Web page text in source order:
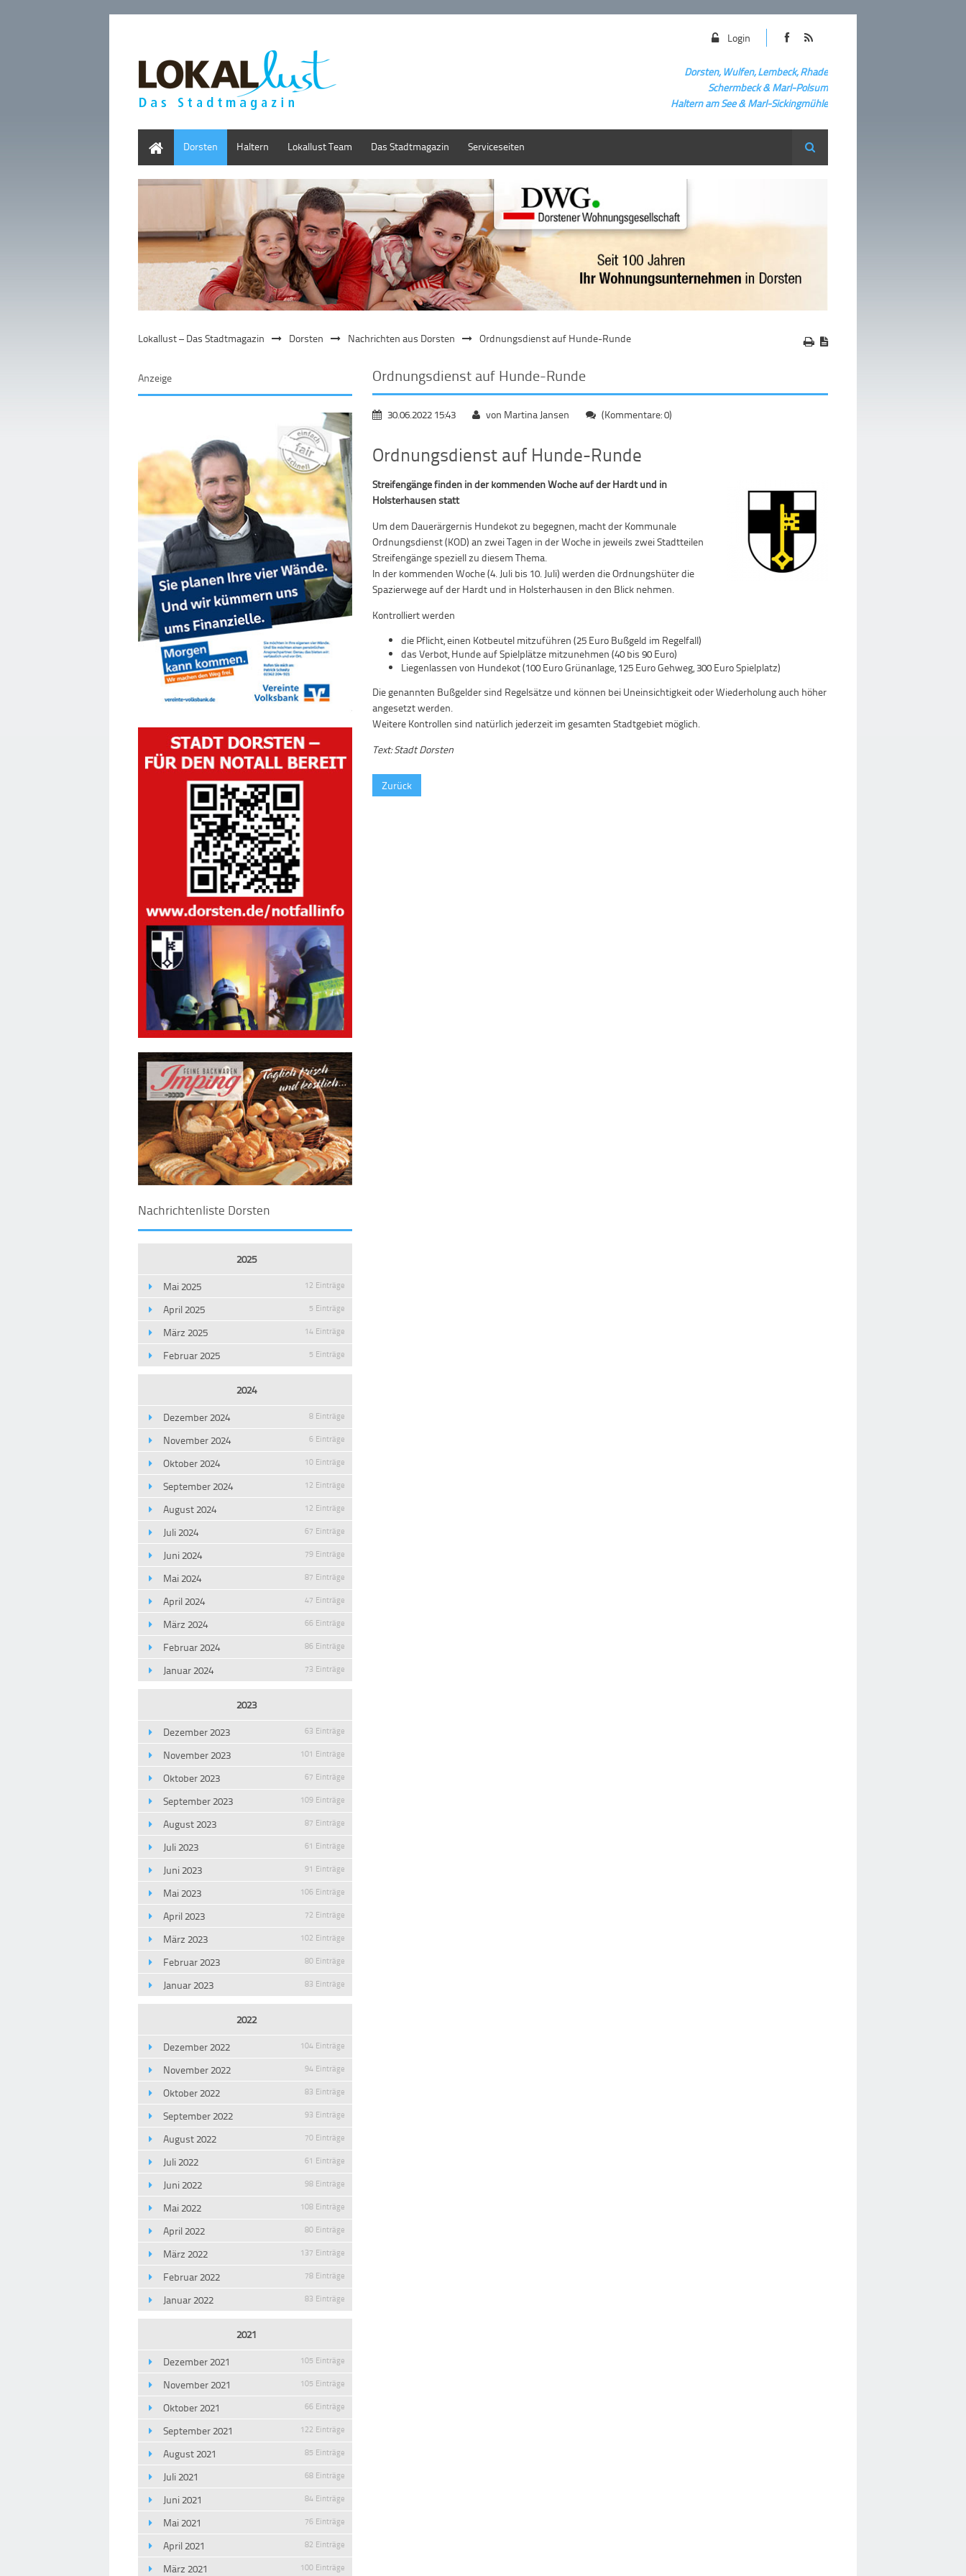
Login
Dorsten, Wulfen, Lembeck, Rhade
Schermbeck& Marl-Polsum
Haltern am See & Marl-Sickingmühle
Dorsten Haltern Lokallust Team Das Stadtmagazin Serviceseiten Suche
Lokallust – Das Stadtmagazin Dorsten Nachrichten aus Dorsten Ordnungsdienst auf Hunde-Runde
Ordnungsdienst auf Hunde-Runde
30.06.2022 15:43 von Martina Jansen (Kommentare: 0)
Ordnungsdienst auf Hunde-Runde
Streifengänge finden in der kommenden Woche auf der Hardt und in
Holsterhausen statt
Um dem Dauerärgernis Hundekot zu begegnen, macht der Kommunale
Ordnungsdienst (KOD) an zwei Tagen in der Woche in jeweils zwei Stadtteilen
Streifengänge speziell zu diesem Thema.
In der kommenden Woche (4. Juli bis 10. Juli) werden die Ordnungshüter die
Spazierwege auf der Hardt und in Holsterhausen in den Blick nehmen.
Kontrolliert werden
die Pflicht, einen Kotbeutel mitzuführen (25 Euro Bußgeld im Regelfall)
das Verbot, Hunde auf Spielplätze mitzunehmen (40 bis 90 Euro)
Liegenlassen von Hundekot (100 Euro Grünanlage, 125 Euro Gehweg, 300 Euro Spielplatz)
Die genannten Bußgelder sind Regelsätze und können bei Uneinsichtigkeit oder Wiederholung auch höher
angesetzt werden.
Weitere Kontrollen sind natürlich jederzeit im gesamten Stadtgebiet möglich.
Text: Stadt Dorsten
Zurück
Anzeige
Nachrichtenliste Dorsten
2025
Mai 2025
12 Einträge
April 2025 5 Einträge
März 2025 14 Einträge
Februar 2025 5 Einträge
2024
Dezember 2024
8 Einträge
November 2024 6 Einträge
Oktober 2024 10 Einträge
September 2024 12 Einträge
August 2024 12 Einträge
Juli 2024 67 Einträge
Juni 2024 79 Einträge
Mai 2024 87 Einträge
April 2024 47 Einträge
März 2024 66 Einträge
Februar 2024 86 Einträge
Januar 2024 73 Einträge
2023
Dezember 2023
63 Einträge
November 2023 101 Einträge
Oktober 2023 67 Einträge
September 2023 109 Einträge
August 2023 87 Einträge
Juli 2023 61 Einträge
Juni 2023 91 Einträge
Mai 2023 106 Einträge
April 2023 72 Einträge
März 2023 102 Einträge
Februar 2023 80 Einträge
Januar 2023 83 Einträge
2022
Dezember 2022
104 Einträge
November 2022 94 Einträge
Oktober 2022 83 Einträge
September 2022 93 Einträge
August 2022 70 Einträge
Juli 2022 61 Einträge
Juni 2022 98 Einträge
Mai 2022 108 Einträge
April 2022 80 Einträge
März 2022 137 Einträge
Februar 2022 78 Einträge
Januar 2022 83 Einträge
2021
Dezember 2021
105 Einträge
November 2021 105 Einträge
Oktober 2021 66 Einträge
September 2021 122 Einträge
August 2021 85 Einträge
Juli 2021 68 Einträge
Juni 2021 84 Einträge
Mai 2021 76 Einträge
April 2021 82 Einträge
März 2021 100 Einträge